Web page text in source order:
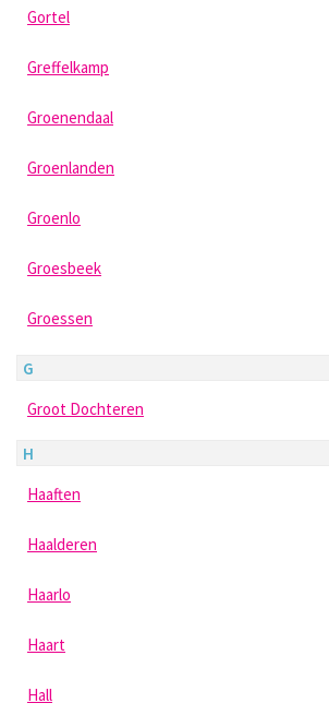
Gortel
Greffelkamp
Groenendaal
Groenlanden
Groenlo
Groesbeek
Groessen
G
Groot Dochteren
H
Haaften
Haalderen
Haarlo
Haart
Hall